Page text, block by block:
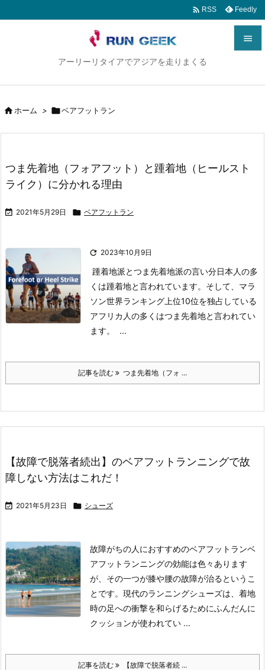
アーリーリタイアでアジアを走りまくる

前へ
次へ
 RSS Feedly
ホーム > ベアフットラン
つま先着地（フォアフット）と踵着地（ヒールスト
ライク）に分かれる理由
 2021年5月29日  ベアフットラン
 2023年10月9日
踵着地派とつま先着地派の言い分日本人の多
くは踵着地と言われています。 そして、マラ
ソン世界ランキング上位10位を独占している
アフリカ人の多くはつま先着地と言われてい
ます。
...
記事を読む つま先着地（フォ ...
【故障で脱落者続出】のベアフットランニングで故
障しない方法はこれだ！
 2021年5月23日  シューズ
故障がちの人におすすめのベアフットランベ
アフットランニングの効能は色々あります
が、その一つが膝や腰の故障が治るというこ
とです。 現代のランニングシューズは、着地
時の足への衝撃を和らげるためにふんだんに
クッションが使われてい ...
記事を読む 【故障で脱落者続 ...